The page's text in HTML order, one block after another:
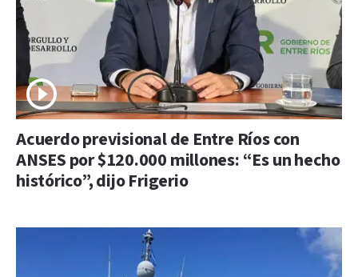
Acuerdo previsional de Entre Ríos con
ANSES por $120.000 millones: “Es un hecho
histórico”, dijo Frigerio